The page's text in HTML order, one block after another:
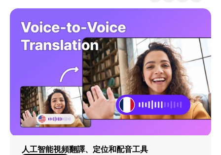
人工智能視頻翻譯、定位和配音工具